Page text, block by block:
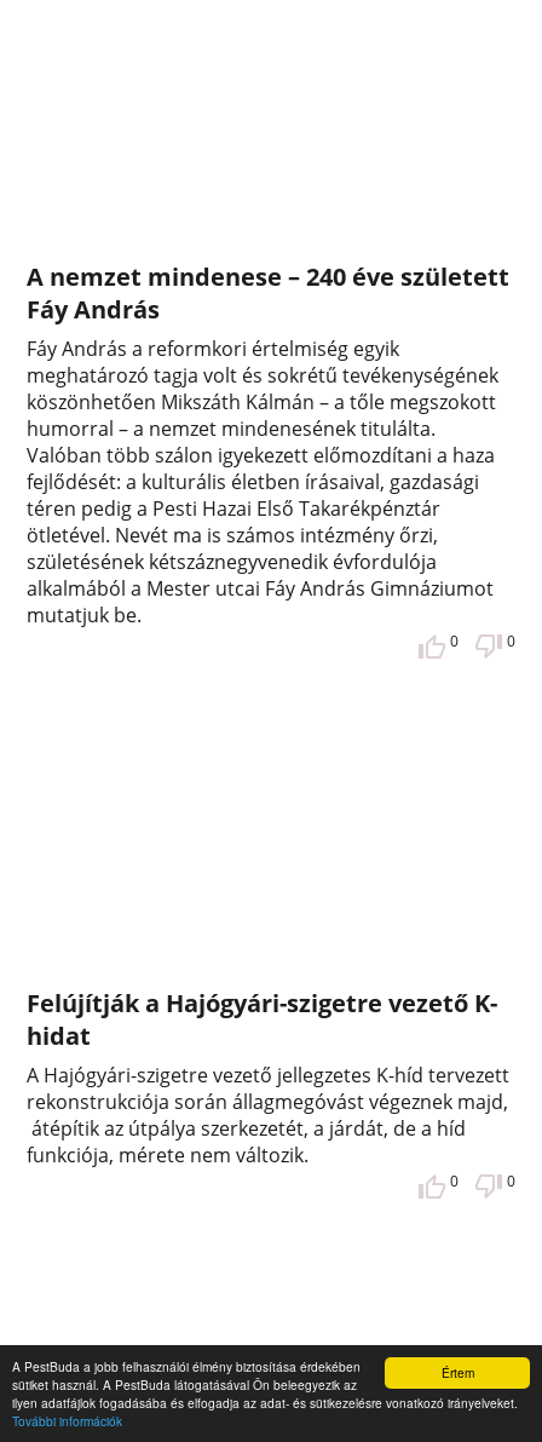
Értem
A PestBuda a jobb felhasználói élmény biztosítása érdekében
sütiket használ. A PestBuda látogatásával Ön beleegyezik az
ilyen adatfájlok fogadásába és elfogadja az adat- és sütikezelésre vonatkozó irányelveket.
További információk
A nemzet mindenese – 240 éve született
Fáy András
Fáy András a reformkori értelmiség egyik
meghatározó tagja volt és sokrétű tevékenységének
köszönhetően Mikszáth Kálmán – a tőle megszokott
humorral – a nemzet mindenesének titulálta.
Valóban több szálon igyekezett előmozdítani a haza
fejlődését: a kulturális életben írásaival, gazdasági
téren pedig a Pesti Hazai Első Takarékpénztár
ötletével. Nevét ma is számos intézmény őrzi,
születésének kétszáznegyvenedik évfordulója
alkalmából a Mester utcai Fáy András Gimnáziumot
mutatjuk be.
0 0
Felújítják a Hajógyári-szigetre vezető K-
hidat
A Hajógyári-szigetre vezető jellegzetes K-híd tervezett
rekonstrukciója során állagmegóvást végeznek majd,
átépítik az útpálya szerkezetét, a járdát, de a híd
funkciója, mérete nem változik.
0 0